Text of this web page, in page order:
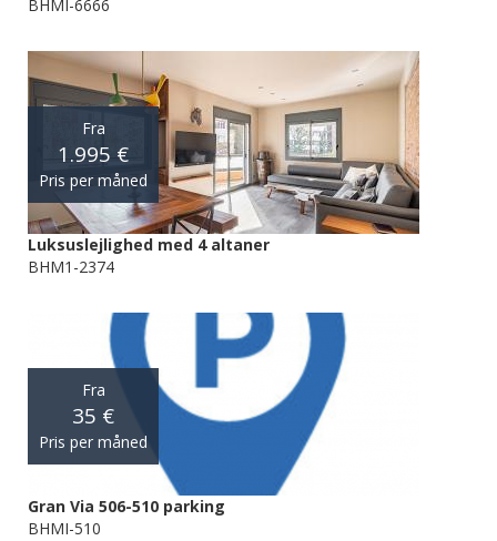
BHMI-6666
Fra
1.995 €
Pris per måned
Luksuslejlighed med 4 altaner
BHM1-2374
Fra
35 €
Pris per måned
Gran Via 506-510 parking
BHMI-510